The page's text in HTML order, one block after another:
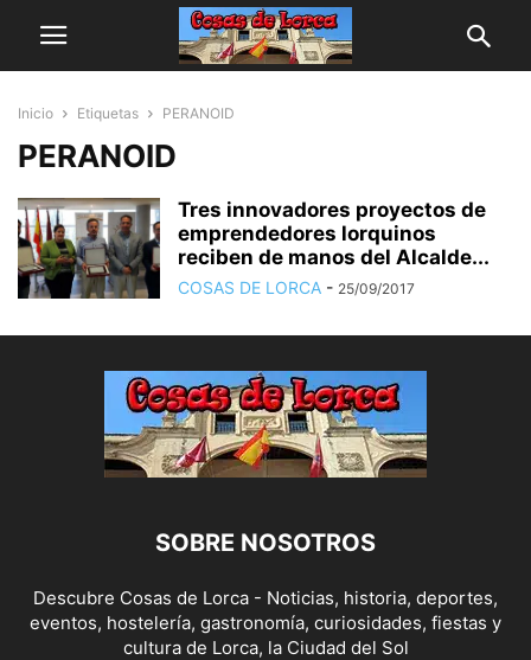
Inicio Etiquetas PERANOID
PERANOID
Tres innovadores proyectos de
emprendedores lorquinos
reciben de manos del Alcalde...
COSAS DE LORCA - 25/09/2017
SOBRE NOSOTROS
Descubre Cosas de Lorca - Noticias, historia, deportes,
eventos, hostelería, gastronomía, curiosidades, fiestas y
cultura de Lorca, la Ciudad del Sol